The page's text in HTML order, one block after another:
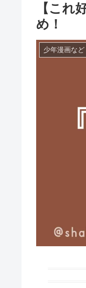
【これ
め！
少年漫画など